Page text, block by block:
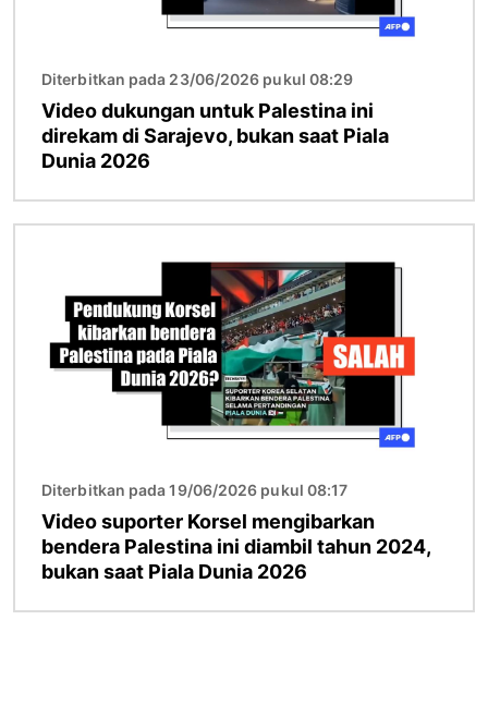
Diterbitkan pada 23/06/2026 pukul 08:29
Video dukungan untuk Palestina ini
direkam di Sarajevo, bukan saat Piala
Dunia 2026
Diterbitkan pada 19/06/2026 pukul 08:17
Video suporter Korsel mengibarkan
bendera Palestina ini diambil tahun 2024,
bukan saat Piala Dunia 2026